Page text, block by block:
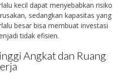
kecil dapat menyebabkan risiko
sedangkan kapasitas yang
besar bisa membuat investasi
tidak efisien.
Angkat dan Ruang